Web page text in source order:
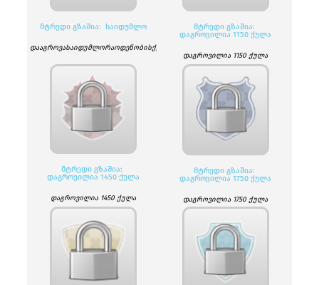
ᲛᲢᲠᲔᲓᲘ ᲒᲖᲐᲨᲘᲐ: ᲡᲐᲘᲓᲣᲛᲚᲝ
დააგროვასაიდუმლორაოდენობისქულები.
ᲛᲢᲠᲔᲓᲘ ᲒᲖᲐᲨᲘᲐ:
ᲓᲐᲒᲠᲝᲕᲘᲚᲘᲐ 1150 ᲥᲣᲚᲐ
დაგროვილია 1150 ქულა
ᲛᲢᲠᲔᲓᲘ ᲒᲖᲐᲨᲘᲐ:
ᲓᲐᲒᲠᲝᲕᲘᲚᲘᲐ 1450 ᲥᲣᲚᲐ
დაგროვილია 1450 ქულა
ᲛᲢᲠᲔᲓᲘ ᲒᲖᲐᲨᲘᲐ:
ᲓᲐᲒᲠᲝᲕᲘᲚᲘᲐ 1750 ᲥᲣᲚᲐ
დაგროვილია 1750 ქულა